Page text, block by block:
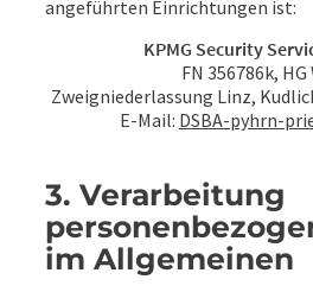
angeführten Einrichtungen ist:
KPMG Security
FN 356786k, HG
Zweigniederlassung Linz,
E-Mail: DSBA-pyhrn-
3. Verarbeitung
im Allgemeinen